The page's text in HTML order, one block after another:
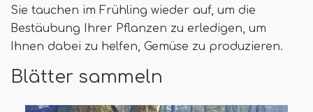
Sie tauchen im Frühling wieder auf, um die
Bestäubung Ihrer Pflanzen zu erledigen, um
Ihnen dabei zu helfen, Gemüse zu produzieren.
Blätter sammeln